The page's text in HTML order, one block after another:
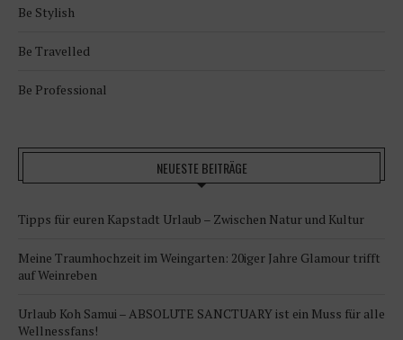
Be Stylish
Be Travelled
Be Professional
NEUESTE BEITRÄGE
Tipps für euren Kapstadt Urlaub – Zwischen Natur und Kultur
Meine Traumhochzeit im Weingarten: 20iger Jahre Glamour trifft
auf Weinreben
Urlaub Koh Samui – ABSOLUTE SANCTUARY ist ein Muss für alle
Wellnessfans!